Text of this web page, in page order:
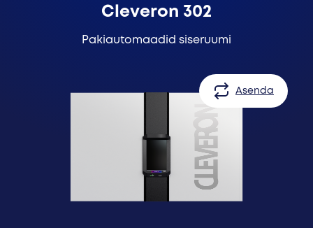
Cleveron 302
Pakiautomaadid siseruumi
Asenda